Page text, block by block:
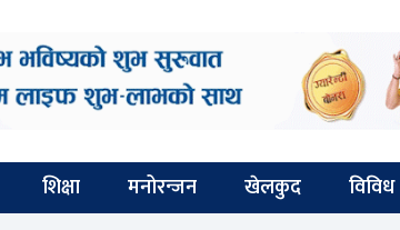
शिक्षा मनोरन्जन खेलकुद विविध